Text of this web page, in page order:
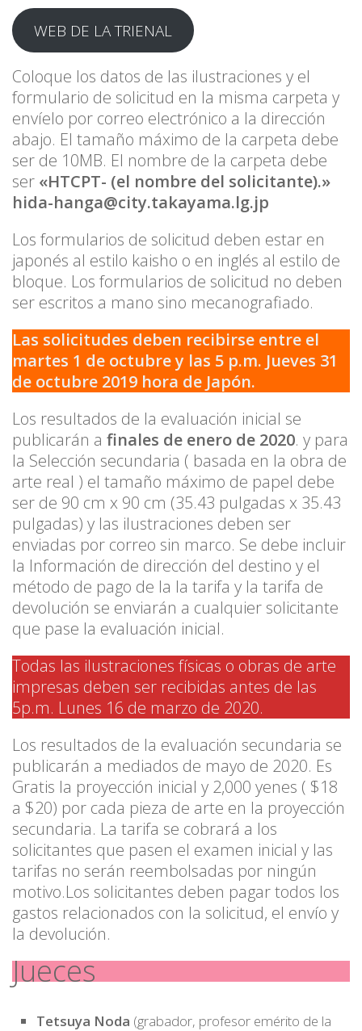
WEB DE LA TRIENAL
Coloque los datos de las ilustraciones y el
formulario de solicitud en la misma carpeta y
envíelo por correo electrónico a la dirección
abajo. El tamaño máximo de la carpeta debe
ser de 10MB. El nombre de la carpeta debe
ser «HTCPT- (el nombre del solicitante).»
hida-hanga@city.takayama.lg.jp
Los formularios de solicitud deben estar en
japonés al estilo kaisho o en inglés al estilo de
bloque. Los formularios de solicitud no deben
ser escritos a mano sino mecanografiado.
Las solicitudes deben recibirse entre el
martes 1 de octubre y las 5 p.m. Jueves 31
de octubre 2019 hora de Japón.
Los resultados de la evaluación inicial se
publicarán a finales de enero de 2020. y para
la Selección secundaria ( basada en la obra de
arte real ) el tamaño máximo de papel debe
ser de 90 cm x 90 cm (35.43 pulgadas x 35.43
pulgadas) y las ilustraciones deben ser
enviadas por correo sin marco. Se debe incluir
la Información de dirección del destino y el
método de pago de la la tarifa y la tarifa de
devolución se enviarán a cualquier solicitante
que pase la evaluación inicial.
Todas las ilustraciones físicas o obras de arte
impresas deben ser recibidas antes de las
5p.m. Lunes 16 de marzo de 2020.
Los resultados de la evaluación secundaria se
publicarán a mediados de mayo de 2020. Es
Gratis la proyección inicial y 2,000 yenes ( $18
a $20) por cada pieza de arte en la proyección
secundaria. La tarifa se cobrará a los
solicitantes que pasen el examen inicial y las
tarifas no serán reembolsadas por ningún
motivo.Los solicitantes deben pagar todos los
gastos relacionados con la solicitud, el envío y
la devolución.
Jueces
Tetsuya Noda (grabador, profesor emérito de la